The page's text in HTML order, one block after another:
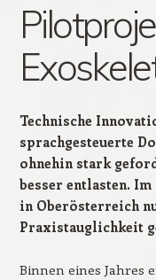
Technische
sprachgesteuerte
ohnehin stark
besser entlasten.
in Oberösterreich
Praxistauglichkeit
Binnen eines Jahres